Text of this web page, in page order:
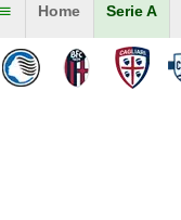
Home Serie A